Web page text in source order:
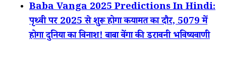
Baba Vanga 2025 Predictions In Hindi:
पृथ्वी पर 2025 से शुरू होगा कयामत का दौर, 5079 में
होगा दुनिया का विनाश! बाबा वेंगा की डरावनी भविष्यवाणी